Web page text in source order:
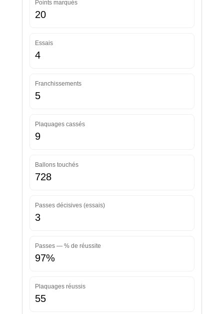
Points marqués
20
Essais
4
Franchissements
5
Plaquages cassés
9
Ballons touchés
728
Passes décisives (essais)
3
Passes — % de réussite
97%
Plaquages réussis
55